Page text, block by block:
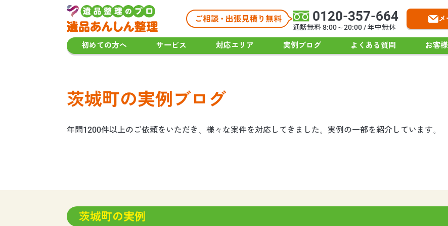
0120-357-664
通話無料 8:00～20:00 / 年中無休
初めての方へ サービス 対応エリア 実例ブログ よくある質問 お客
茨城町の実例ブログ
年間1200件以上のご依頼をいただき、様々な案件を対応してきました。実例の一部を紹介しています。
茨城町の実例